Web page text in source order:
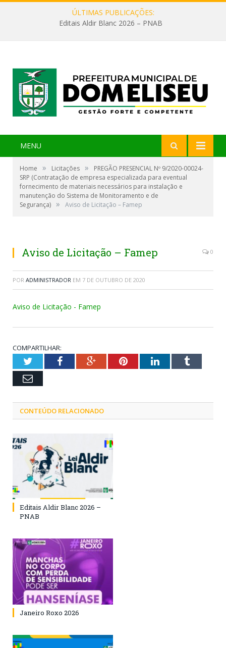
ÚLTIMAS PUBLICAÇÕES:
Editais Aldir Blanc 2026 – PNAB
MENU
Home » Licitações »
PREGÃO PRESENCIAL Nº 9/2020-00024-
SRP (Contratação de empresa especializada para eventual
fornecimento de materiais necessários para instalação e
manutenção do Sistema de Monitoramento e de
Segurança) » Aviso de Licitação – Famep
Aviso de Licitação – Famep 0
POR ADMINISTRADOR EM 7 DE OUTUBRO DE 2020
Aviso de Licitação - Famep
COMPARTILHAR:
TwitterFacebookGoogle+PinterestLinkedInTumblr
Email
CONTEÚDO RELACIONADO
Editais Aldir Blanc 2026 –
PNAB
Janeiro Roxo 2026